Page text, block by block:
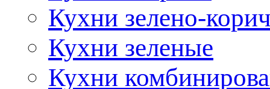
Кухни зелено-
Кухни зеленые
Кухни